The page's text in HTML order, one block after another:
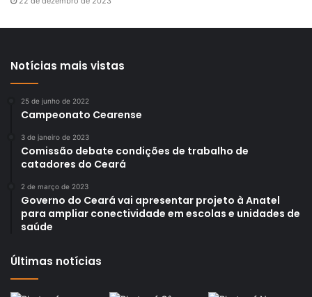
Notícias mais vistas
25 de junho de 2022
Campeonato Cearense
3 de janeiro de 2023
Comissão debate condições de trabalho de
catadores do Ceará
2 de março de 2023
Governo do Ceará vai apresentar projeto à Anatel
para ampliar conectividade em escolas e unidades de
saúde
Últimas notícias